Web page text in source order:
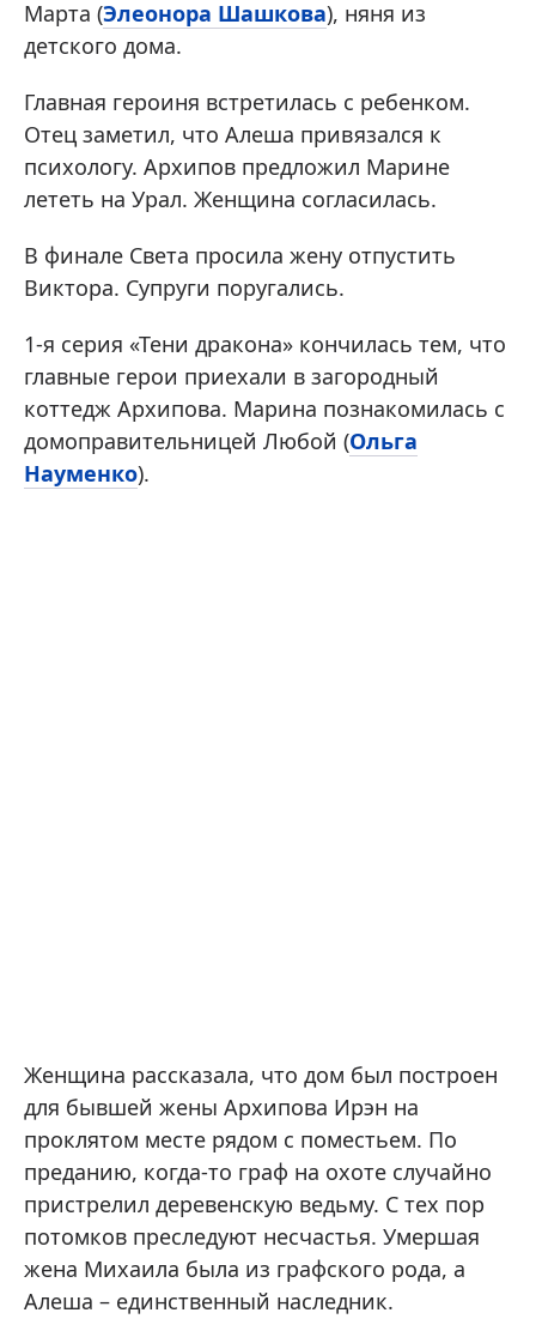
Марта (Элеонора Шашкова), няня из
детского дома.
Главная героиня встретилась с ребенком.
Отец заметил, что Алеша привязался к
психологу. Архипов предложил Марине
лететь на Урал. Женщина согласилась.
В финале Света просила жену отпустить
Виктора. Супруги поругались.
1-я серия «Тени дракона» кончилась тем, что
главные герои приехали в загородный
коттедж Архипова. Марина познакомилась с
домоправительницей Любой (Ольга
Науменко).
Женщина рассказала, что дом был построен
для бывшей жены Архипова Ирэн на
проклятом месте рядом с поместьем. По
преданию, когда-то граф на охоте случайно
пристрелил деревенскую ведьму. С тех пор
потомков преследуют несчастья. Умершая
жена Михаила была из графского рода, а
Алеша – единственный наследник.